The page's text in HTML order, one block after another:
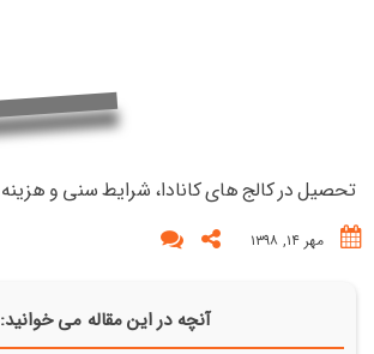
تحصیل در کالج های کانادا، شرایط سنی و هزینه
مهر ۱۴, ۱۳۹۸
آنچه در این مقاله می خوانید: